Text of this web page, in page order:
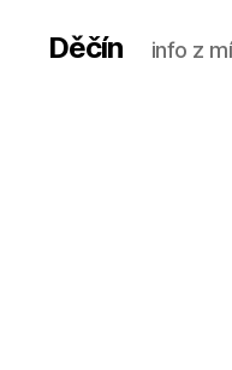
Děčín info z